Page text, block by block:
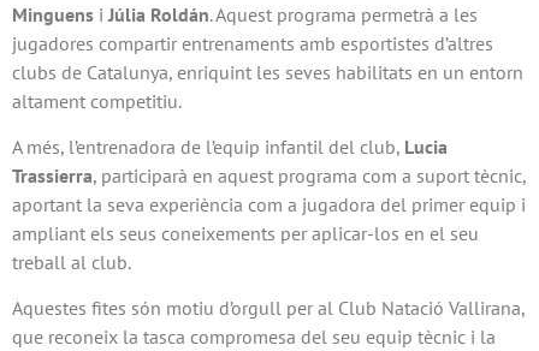
Minguens i Júlia Roldán. Aquest programa permetrà a les
jugadores compartir entrenaments amb esportistes d’altres
clubs de Catalunya, enriquint les seves habilitats en un entorn
altament competitiu.
A més, l’entrenadora de l’equip infantil del club, Lucia
Trassierra, participarà en aquest programa com a suport tècnic,
aportant la seva experiència com a jugadora del primer equip i
ampliant els seus coneixements per aplicar-los en el seu
treball al club.
Aquestes fites són motiu d’orgull per al Club Natació Vallirana,
que reconeix la tasca compromesa del seu equip tècnic i la